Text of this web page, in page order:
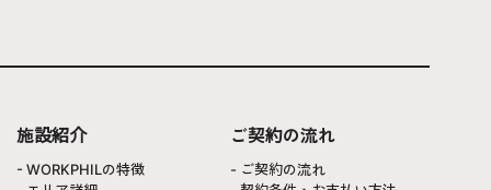
施設紹介
WORKPHILの特徴
ご契約の流れ
ご契約の流れ